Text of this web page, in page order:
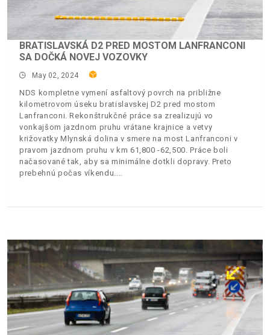
BRATISLAVSKÁ D2 PRED MOSTOM LANFRANCONI
SA DOČKÁ NOVEJ VOZOVKY
May 02, 2024
NDS kompletne vymení asfaltový povrch na približne
kilometrovom úseku bratislavskej D2 pred mostom
Lanfranconi. Rekonštrukčné práce sa zrealizujú vo
vonkajšom jazdnom pruhu vrátane krajnice a vetvy
križovatky Mlynská dolina v smere na most Lanfranconi v
pravom jazdnom pruhu v km 61,800 -62,500. Práce boli
načasované tak, aby sa minimálne dotkli dopravy. Preto
prebehnú počas víkendu.